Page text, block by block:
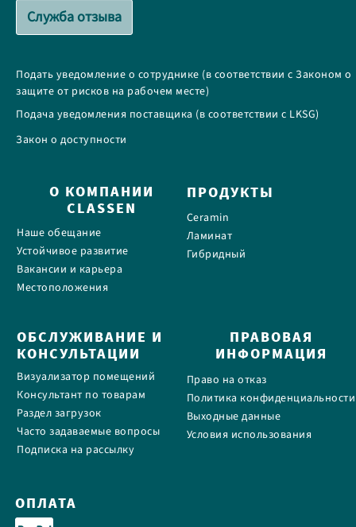
Служба отзыва
Подать уведомление о сотруднике (в соответствии с Законом о
защите от рисков на рабочем месте)
Подача уведомления поставщика (в соответствии с LKSG)
Закон о доступности
О КОМПАНИИ
CLASSEN
Наше обещание
Устойчивое развитие
Вакансии и карьера
Местоположения
ПРОДУКТЫ
Ceramin
Ламинат
Гибридный
ОБСЛУЖИВАНИЕ И
КОНСУЛЬТАЦИИ
Визуализатор помещений
Консультант по товарам
Раздел загрузок
Часто задаваемые вопросы
Подписка на рассылку
ПРАВОВАЯ
ИНФОРМАЦИЯ
Право на отказ
Политика конфиденциальности
Выходные данные
Условия использования
ОПЛАТА